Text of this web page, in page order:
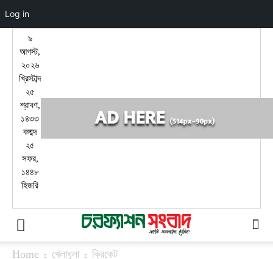
৯
আগস্ট,
২০২৬
খ্রিস্টাব্দ
২৫
শ্রাবণ,
১৪৩৩
বঙ্গাব্দ
২৫
সফর,
১৪৪৮
হিজরি
Home খেলাধুলা
ক্রিকেট
Log in